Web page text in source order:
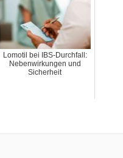
Lomotil bei IBS-Durchfall:
Nebenwirkungen und
Sicherheit